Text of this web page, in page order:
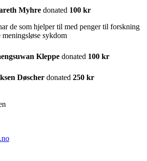
Myhre donated 100 kr
de som hjelper til med penger til forskning
sykdom
Kleppe donated 100 kr
Døscher donated 250 kr